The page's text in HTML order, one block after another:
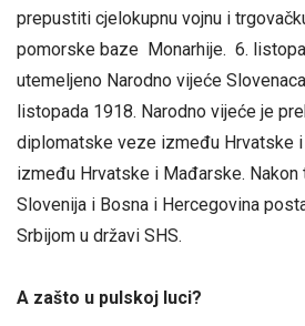
prepustiti cjelokupnu vojnu i
pomorske baze Monarhije. 6.
utemeljeno Narodno vijeće
listopada 1918. Narodno vijeće je
diplomatske veze između Hrvatske
između Hrvatske i Mađarske. Nakon
Slovenija i Bosna i Hercegovina
Srbijom u državi SHS.
A zašto u pulskoj luci?